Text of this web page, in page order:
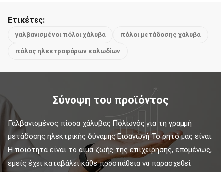
Ετικέτες:
γαλβανισμένοι πόλοι χάλυβα πόλοι μετάδοσης χάλυβα
πόλος ηλεκτροφόρων καλωδίων
Σύνοψη του προϊόντος
Γαλβανισμένος πίσσα χάλυβας Πολωνός για τη γραμμή
μετάδοσης ηλεκτρικής δύναμης Εισαγωγή Το ρητό μας είναι:
Η ποιότητα είναι το αίμα ζωής της επιχείρησης, επομένως,
εμείς έχει καταβάλει κάθε προσπάθεια να παρασχεθεί